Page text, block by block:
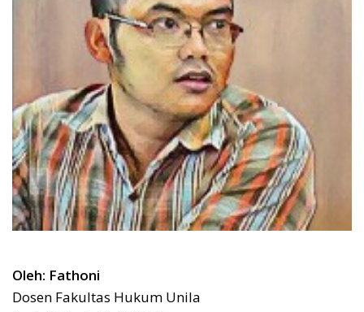
Oleh: Fathoni
Dosen Fakultas Hukum Unila